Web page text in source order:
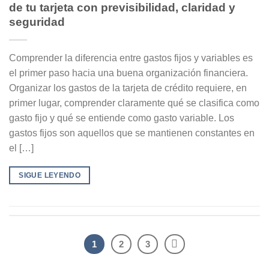
de tu tarjeta con previsibilidad, claridad y
seguridad
Comprender la diferencia entre gastos fijos y variables es
el primer paso hacia una buena organización financiera.
Organizar los gastos de la tarjeta de crédito requiere, en
primer lugar, comprender claramente qué se clasifica como
gasto fijo y qué se entiende como gasto variable. Los
gastos fijos son aquellos que se mantienen constantes en
el […]
SIGUE LEYENDO
1 2 3